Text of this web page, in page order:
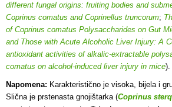
different fungal origins: fruiting bodies and
Coprinus comatus and Coprinellus truncorum;
of Coprinus comatus Polysaccharides on Gut
and Those with Acute Alcoholic Liver Injury: A
antioxidant activities of alkalic-extractable
comatus on alcohol-induced liver injury in mice).
Napomena: Karakteristično je visoka, bijela i
Slična je prstenasta gnojištarka (Coprinus